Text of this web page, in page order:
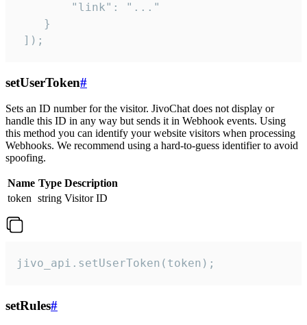
        "link": "..."
    }
]);
setUserToken#
Sets an ID number for the visitor. JivoChat does not display or
handle this ID in any way but sends it in Webhook events. Using
this method you can identify your website visitors when processing
Webhooks. We recommend using a hard-to-guess identifier to avoid
spoofing.
Name Type Description
token string Visitor ID
jivo_api.setUserToken(token);
setRules#